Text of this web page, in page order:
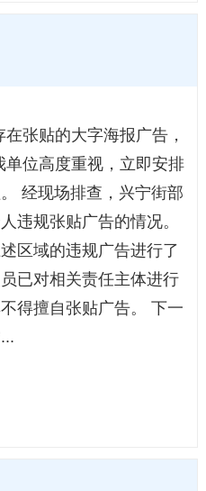
张贴的大字海报广告，
单位高度重视，立即安排
经现场排查，兴宁街部
违规张贴广告的情况。
区域的违规广告进行了
已对相关责任主体进行
得擅自张贴广告。 下一